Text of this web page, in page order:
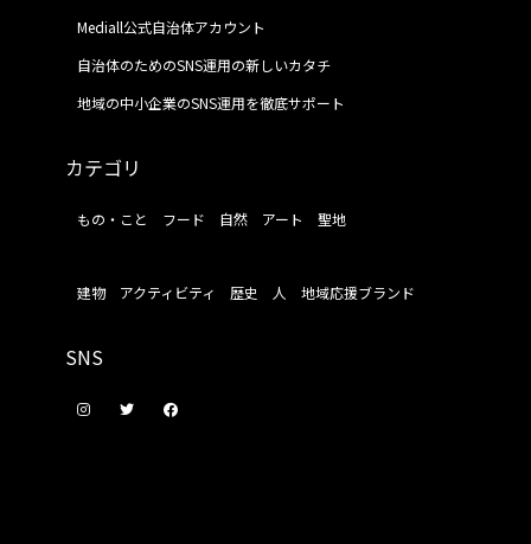
Mediall公式自治体アカウント
自治体のためのSNS運用の新しいカタチ
地域の中小企業のSNS運用を徹底サポート
カテゴリ
もの・こと フード 自然 アート 聖地
建物 アクティビティ 歴史 人 地域応援ブランド
SNS